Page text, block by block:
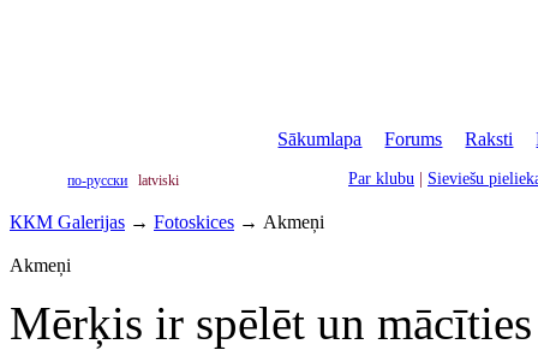
Sākumlapa |Forums |Raksti |
по-русски latviski Par klubu Sieviešu
ККМ Galerijas → Fotoskices → Akmeņi
Akmeņi
Mērķis ir spēlēt un